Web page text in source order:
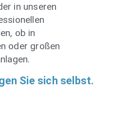
in unseren
ob in
oder großen
Sie sich selbst.